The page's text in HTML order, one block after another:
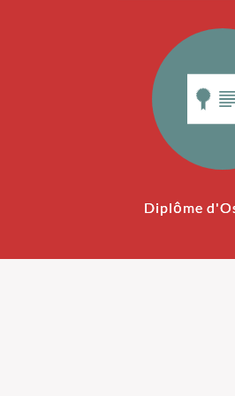
Diplôme